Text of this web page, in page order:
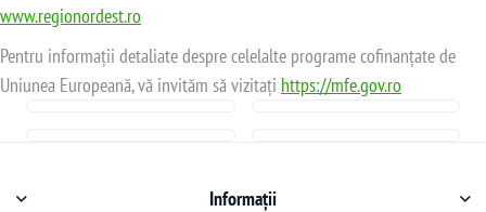
www.regionordest.ro
Pentru informații detaliate despre celelalte programe cofinanțate de
Uniunea Europeană, vă invităm să vizitați https://mfe.gov.ro
Informații